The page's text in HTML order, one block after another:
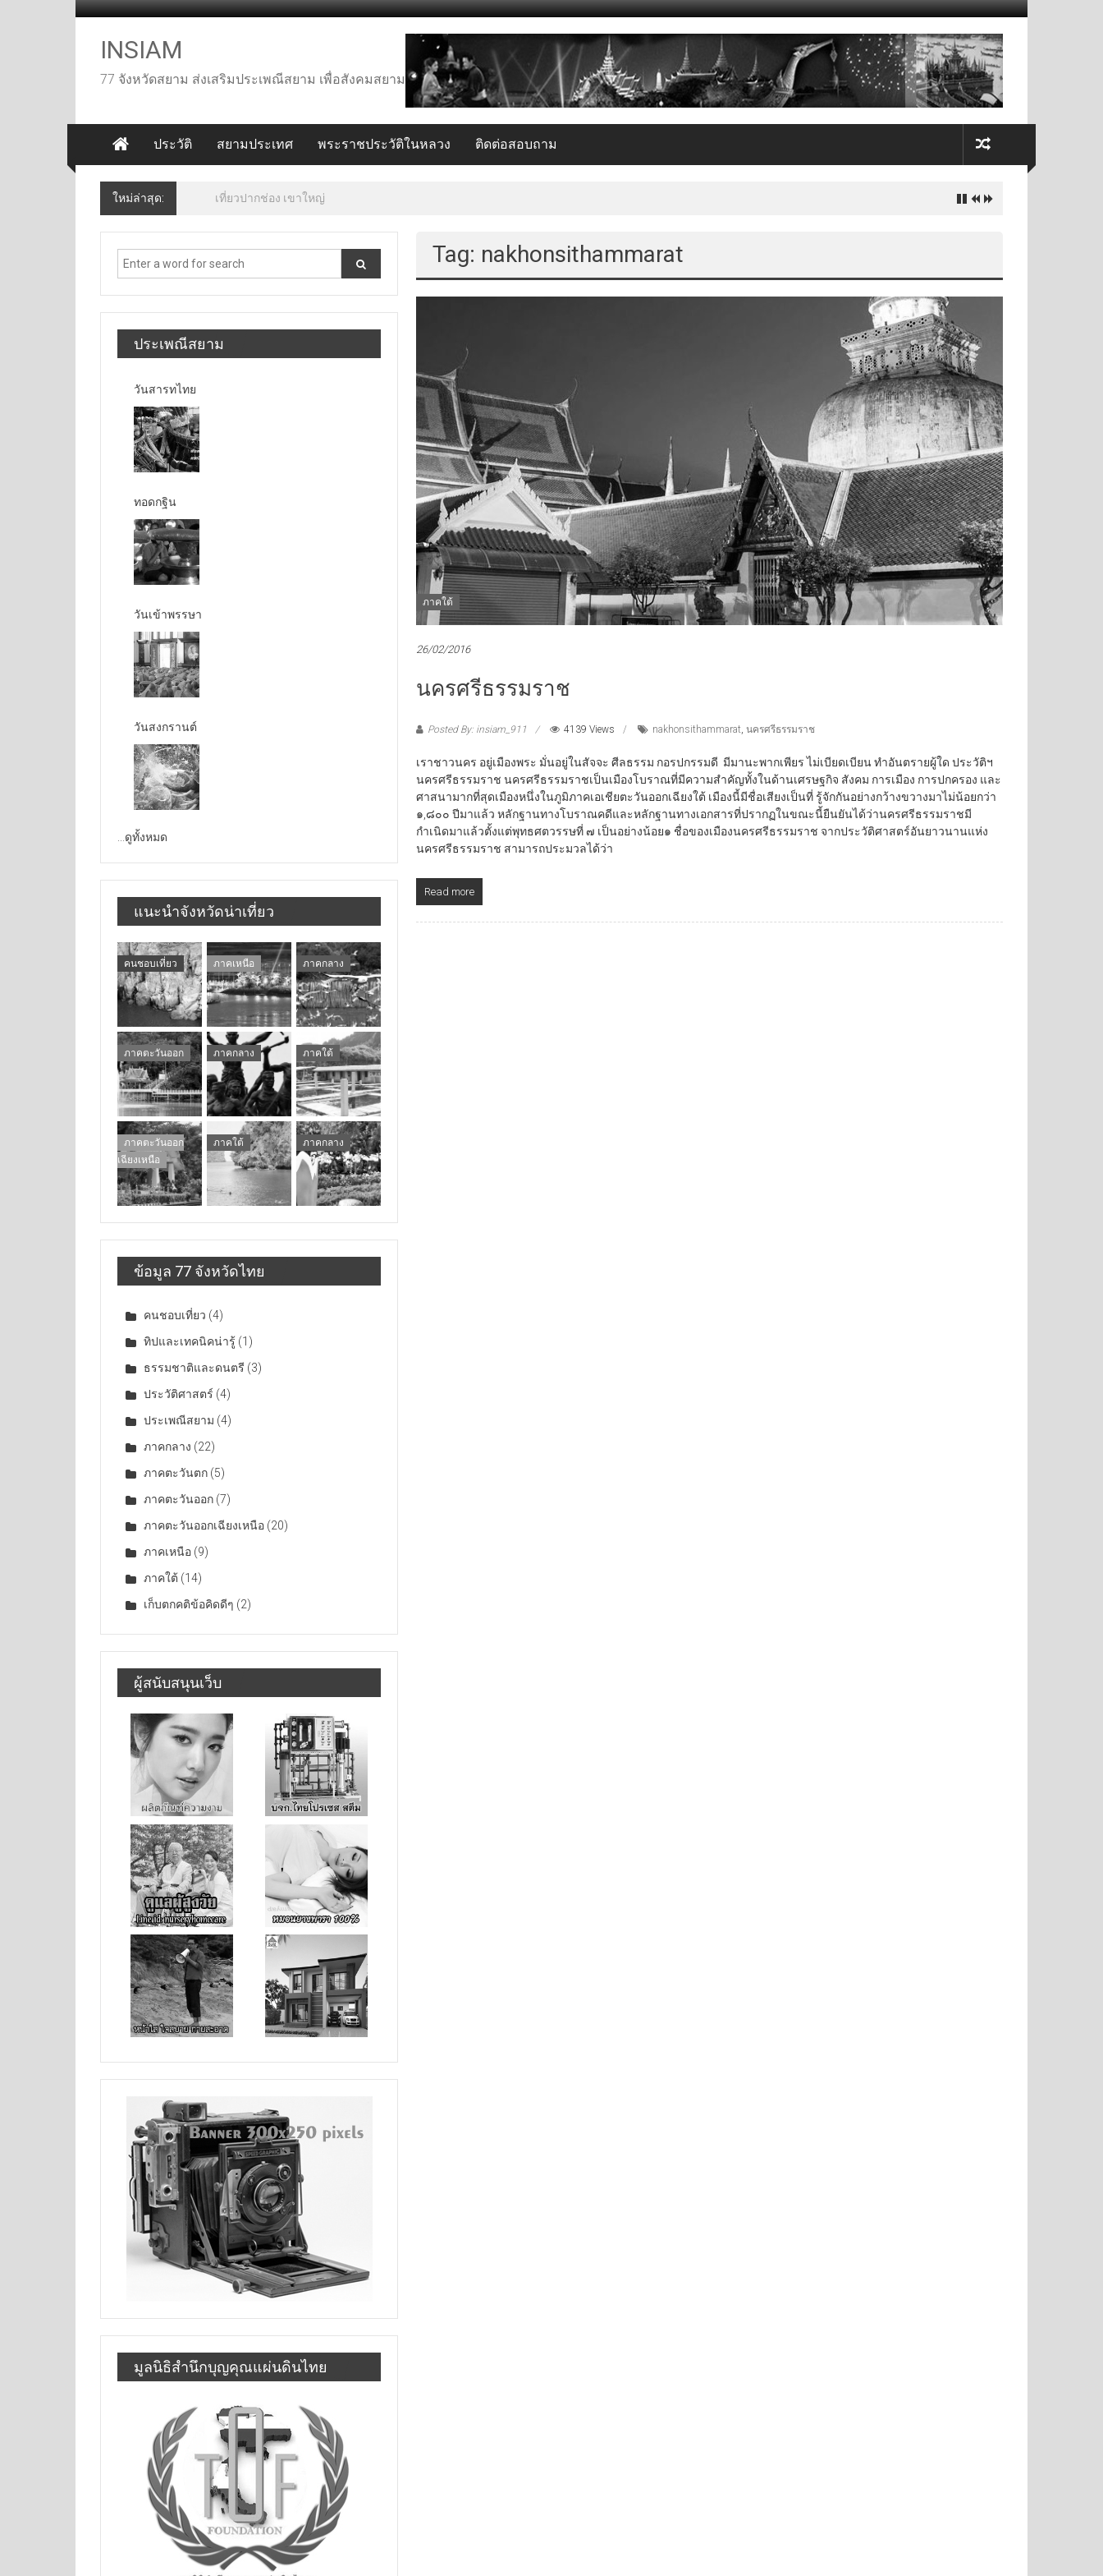
Skip
contentINSIAM
77 จังหวัดสยาม ส่งเสริมประเพณีสยาม เพื่อสังคมสยาม
ประวัติ สยามประเทศ พระราชประวัติในหลวง ติดต่อสอบถาม
ใหม่ล่าสุด: เที่ยวปากช่อง เขาใหญ่
Tag: nakhonsithammarat
ภาคใต้
26/02/2016
นครศรีธรรมราช
Posted By: insiam_911 4139 Views nakhonsithammarat, นครศรีธรรมราช
เราชาวนคร อยู่เมืองพระ มั่นอยู่ในสัจจะ ศีลธรรม กอรปกรรมดี มีมานะพากเพียร ไม่เบียดเบียน ทำอันตรายผู้ใด ประวัติฯ
นครศรีธรรมราช นครศรีธรรมราชเป็นเมืองโบราณที่มีความสำคัญทั้งในด้านเศรษฐกิจ สังคม การเมือง การปกครอง และ
ศาสนามากที่สุดเมืองหนึ่งในภูมิภาคเอเชียตะวันออกเฉียงใต้ เมืองนี้มีชื่อเสียงเป็นที่ รู้จักกันอย่างกว้างขวางมาไม่น้อยกว่า
๑,๘๐๐ ปีมาแล้ว หลักฐานทางโบราณคดีและหลักฐานทางเอกสารที่ปรากฏในขณะนี้ยืนยันได้ว่านครศรีธรรมราชมี
กำเนิดมาแล้วตั้งแต่พุทธศตวรรษที่ ๗ เป็นอย่างน้อย๑ ชื่อของเมืองนครศรีธรรมราช จากประวัติศาสตร์อันยาวนานแห่ง
นครศรีธรรมราช สามารถประมวลได้ว่า
Read more
ประเพณีสยาม
วันสารทไทย
ทอดกฐิน
วันเข้าพรรษา
วันสงกรานต์
...ดูทั้งหมด
แนะนำจังหวัดน่าเที่ยว
คนชอบเที่ยว ภาคเหนือ ภาคกลาง
ภาคตะวันออก ภาคกลาง ภาคใต้
ภาคตะวันออก
เฉียงเหนือ
ภาคใต้ ภาคกลาง
ข้อมูล 77 จังหวัดไทย
คนชอบเที่ยว (4)
ทิปและเทคนิคน่ารู้ (1)
ธรรมชาติและดนตรี (3)
ประวัติศาสตร์ (4)
ประเพณีสยาม (4)
ภาคกลาง (22)
ภาคตะวันตก (5)
ภาคตะวันออก (7)
ภาคตะวันออกเฉียงเหนือ (20)
ภาคเหนือ (9)
ภาคใต้ (14)
เก็บตกคติข้อคิดดีๆ (2)
ผู้สนับสนุนเว็บ
มูลนิธิสำนึกบุญคุณแผ่นดินไทย